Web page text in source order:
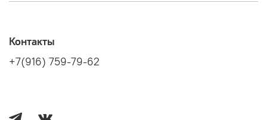
Контакты
+7(916) 759-79-62